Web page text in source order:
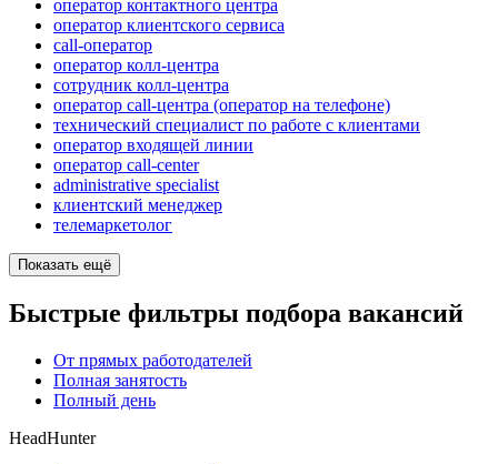
оператор контактного центра
оператор клиентского сервиса
call-оператор
оператор колл-центра
сотрудник колл-центра
оператор call-центра (оператор на телефоне)
технический специалист по работе с клиентами
оператор входящей линии
оператор call-center
administrative specialist
клиентский менеджер
телемаркетолог
Показать ещё
Быстрые фильтры подбора вакансий
От прямых работодателей
Полная занятость
Полный день
HeadHunter